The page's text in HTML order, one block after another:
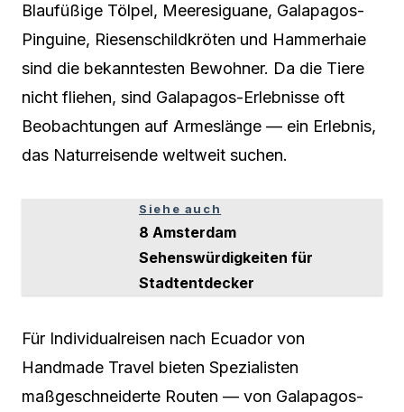
Blaufüßige Tölpel, Meeresiguane, Galapagos-
Pinguine, Riesenschildkröten und Hammerhaie
sind die bekanntesten Bewohner. Da die Tiere
nicht fliehen, sind Galapagos-Erlebnisse oft
Beobachtungen auf Armeslänge — ein Erlebnis,
das Naturreisende weltweit suchen.
Siehe auch
8 Amsterdam
Sehenswürdigkeiten für
Stadtentdecker
Für Individualreisen nach Ecuador von
Handmade Travel bieten Spezialisten
maßgeschneiderte Routen — von Galapagos-